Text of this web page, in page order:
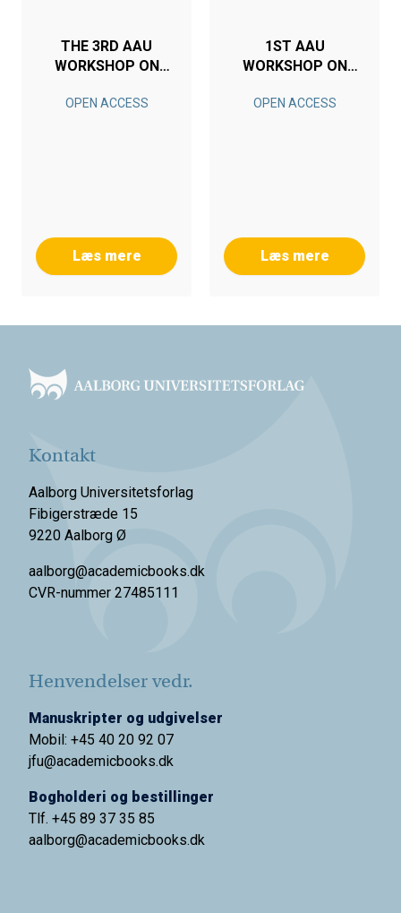
THE 3RD AAU
WORKSHOP ON
OPEN ACCESS
Læs mere
1ST AAU
WORKSHOP ON
ROBOTICS
OPEN ACCESS
Læs mere
Kontakt
Aalborg Universitetsforlag
Fibigerstræde 15
9220 Aalborg Ø
aalborg@academicbooks.dk
CVR-nummer 27485111
Henvendelser vedr.
Manuskripter og udgivelser
Mobil: +45 40 20 92 07
jfu@academicbooks.dk
Bogholderi og bestillinger
Tlf. +45 89 37 35 85
aalborg@academicbooks.dk